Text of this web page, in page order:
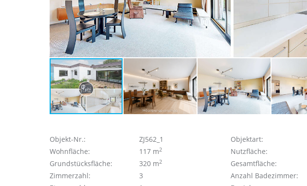
Objekt-Nr.: ZJ562_1 Objektart:
Wohnfläche:
117 m2 Nutzfläche:
Grundstücksfläche: 320 m2 Gesamtfläche:
Zimmerzahl: 3 Anzahl Badezimmer: